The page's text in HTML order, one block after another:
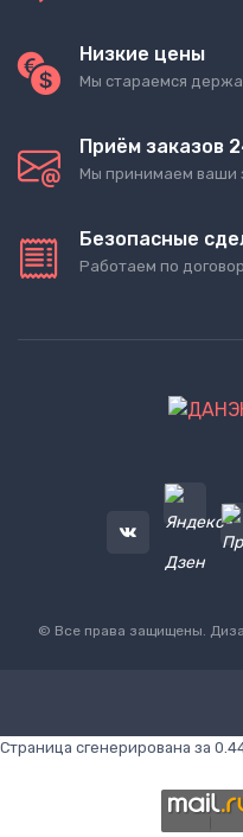
Низкие цены
Мы стараемся
Приём заказов
Мы принимаем ваши
Безопасные
Работаем по
© Все права защищены.
Страница сгенерирована за